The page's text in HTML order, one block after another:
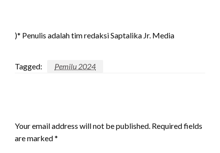
)* Penulis adalah tim redaksi Saptalika Jr. Media
Tagged: Pemilu 2024
Your email address will not be published. Required fields
are marked*